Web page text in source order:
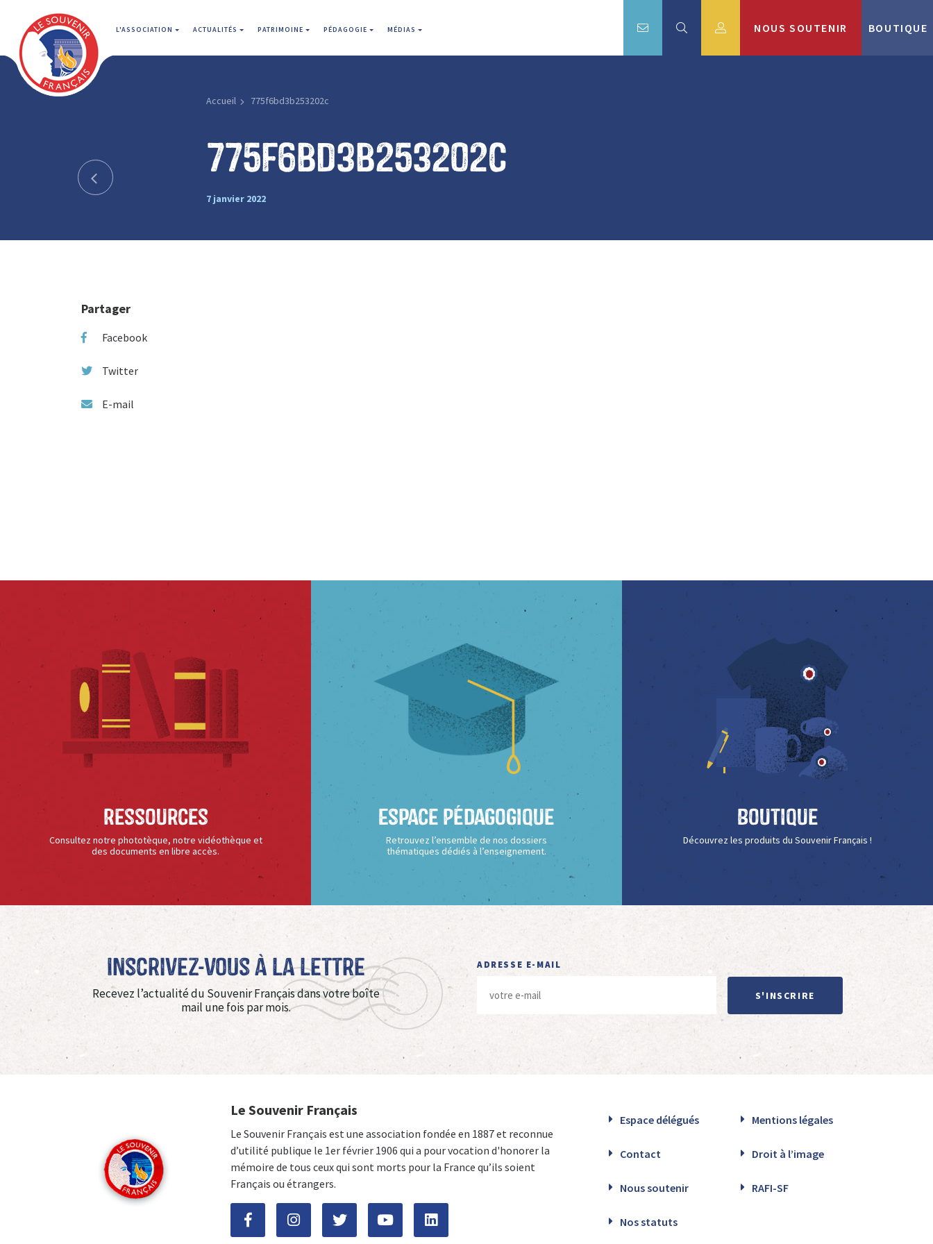
L'ASSOCIATION ACTUALITÉS PATRIMOINE PÉDAGOGIE MÉDIAS NOUS SOUTENIR BOUTIQUE
Accueil 775f6bd3b253202c
775f6bd3b253202c
7 janvier 2022
Partager
Facebook
Twitter
E-mail
Ressources
Consultez notre phototèque, notre vidéothèque et
des documents en libre accès.
Espace Pédagogique
Retrouvez l’ensemble de nos dossiers
thématiques dédiés à l’enseignement.
Boutique
Découvrez les produits du Souvenir Français !
Inscrivez-vous à La Lettre
Recevez l’actualité du Souvenir Français dans votre boîte
mail une fois par mois.
ADRESSE E-MAIL
S'INSCRIRE
Le Souvenir Français
Le Souvenir Français est une association fondée en 1887 et reconnue
d’utilité publique le 1er février 1906 qui a pour vocation d'honorer la
mémoire de tous ceux qui sont morts pour la France qu’ils soient
Français ou étrangers.
Espace délégués Mentions légales
Contact Droit à l’image
Nous soutenir RAFI-SF
Nos statuts